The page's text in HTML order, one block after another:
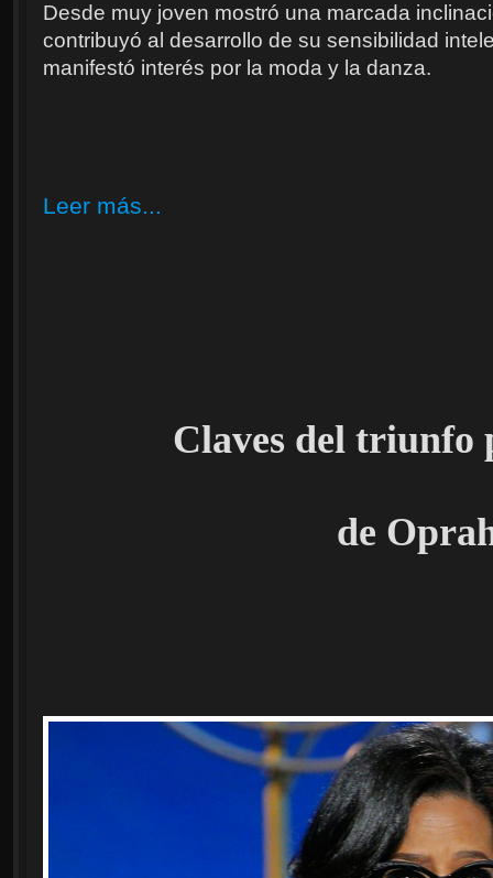
Desde muy joven mostró una marcada
contribuyó al desarrollo de su sensibilidad
manifestó interés por la moda y la danza.
Leer más...
Claves del triunfo
de